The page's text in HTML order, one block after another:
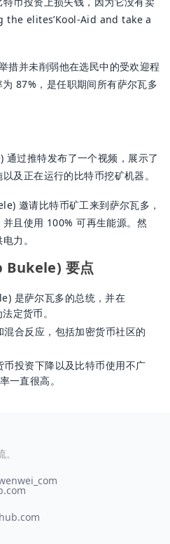
the elites’Kool-Aid and take a
措并未削弱他在选民中的受欢迎程
87%，是任职期间所有萨尔瓦多
过推特发布了一个视频，展示了
及正在运行的比特币挖矿机器。
邀请比特币矿工来到萨尔瓦多，
且使用 100% 可再生能源。然
力。
Bukele) 要点
是萨尔瓦多的总统，并在
定货币。
合反应，包括加密货币社区的
投资下降以及比特币使用不广
一直很高。